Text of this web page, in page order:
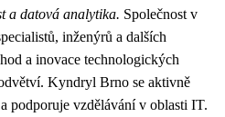
a datová analytika. Společnost v
inženýrů a dalších
a inovace technologických
Kyndryl Brno se aktivně
podporuje vzdělávání v oblasti IT.